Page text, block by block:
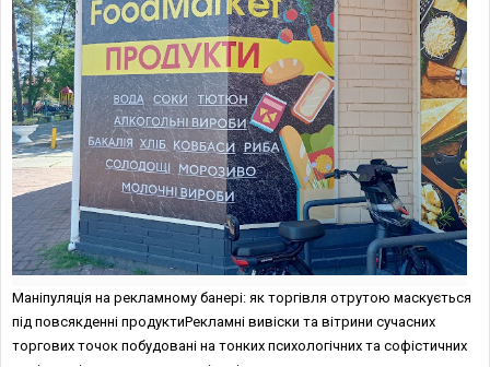
Маніпуляція на рекламному банері: як торгівля отрутою маскується
під повсякденні продуктиРекламні вивіски та вітрини сучасних
торгових точок побудовані на тонких психологічних та софістичних